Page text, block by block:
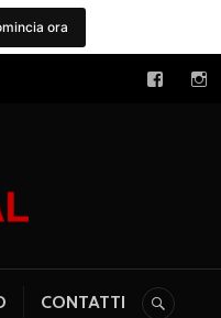
CONTATTI
ora